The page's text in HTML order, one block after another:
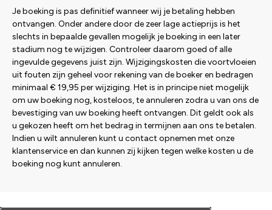
Je boeking is pas definitief wanneer wij je betaling hebben
ontvangen. Onder andere door de zeer lage actieprijs is het
slechts in bepaalde gevallen mogelijk je boeking in een later
stadium nog te wijzigen. Controleer daarom goed of alle
ingevulde gegevens juist zijn. Wijzigingskosten die voortvloeien
uit fouten zijn geheel voor rekening van de boeker en bedragen
minimaal € 19,95 per wijziging. Het is in principe niet mogelijk
om uw boeking nog, kosteloos, te annuleren zodra u van ons de
bevestiging van uw boeking heeft ontvangen. Dit geldt ook als
u gekozen heeft om het bedrag in termijnen aan ons te betalen.
Indien u wilt annuleren kunt u contact opnemen met onze
klantenservice en dan kunnen zij kijken tegen welke kosten u de
boeking nog kunt annuleren.